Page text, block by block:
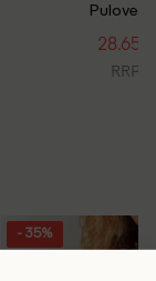
Pulover
28.65
RRP:
- 35%